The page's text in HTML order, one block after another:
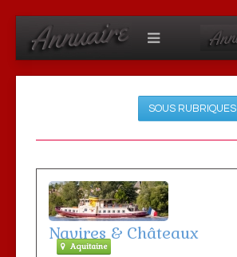
SOUS RUBRIQUES
Navires & Châteaux
Aquitaine